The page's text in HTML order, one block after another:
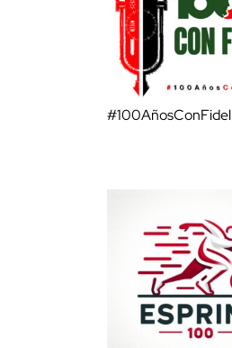
#100AñosConFidel